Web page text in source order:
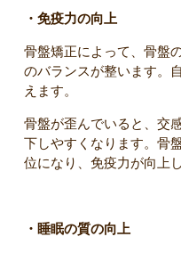
・免疫力の向上
骨盤矯正によって、骨盤
のバランスが整います。
えます。
骨盤が歪んでいると、交
下しやすくなります。骨
位になり、免疫力が向上し
・睡眠の質の向上